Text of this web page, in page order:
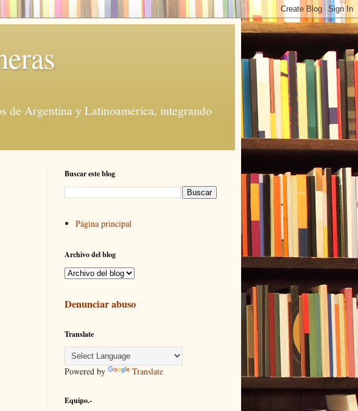
de Argentina y Latinoamérica, integrando
Buscar este blog
Página principal
Archivo del blog
Denunciar abuso
Translate
Powered by Translate
Equipo.-